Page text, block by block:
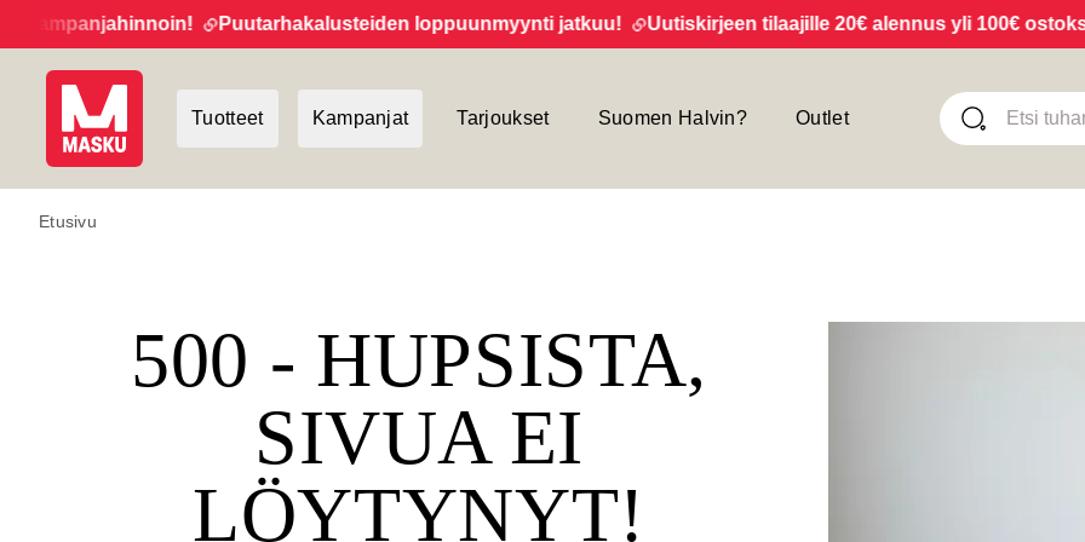
Puutarhakalusteiden loppuunmyynti jatkuu! Uutiskirjeen tilaajille 20€ alennus yli 100€
Tuotteet Kampanjat Tarjoukset Suomen Halvin? Outlet
Etusivu
500 - HUPSISTA,
SIVUA EI
LÖYTYNYT!